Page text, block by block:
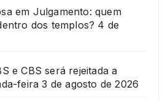
em Julgamento: quem
dos templos? 4 de
e CBS será rejeitada a
feira 3 de agosto de 2026